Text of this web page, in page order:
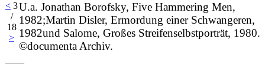
< 3
/
18
>
U.a. Jonathan Borofsky, Five Hammering Men,
1982;Martin Disler, Ermordung einer Schwangeren,
1982und Salome, Großes Streifenselbstporträt, 1980.
©documenta Archiv.